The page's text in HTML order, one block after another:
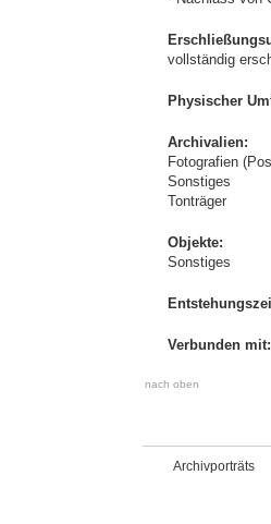
vollständig
Physischer
Archivalien:
Fotografien
Sonstiges
Tonträger
Objekte:
Sonstiges
Verbunden mit:
nach oben
Archivporträts